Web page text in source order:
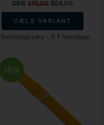
DKR 275,00304,00
VÆLG VARIANT
Bestillingsvare - 3-7 hverdage
18%